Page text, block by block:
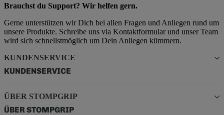
Brauchst du Support? Wir helfen gern.
Gerne unterstützen wir Dich bei allen Fragen und Anliegen rund um
unsere Produkte. Schreibe uns via Kontaktformular und unser Team
wird sich schnellstmöglich um Dein Anliegen kümmern.
KUNDENSERVICE
KUNDENSERVICE
ÜBER STOMPGRIP
ÜBER STOMPGRIP